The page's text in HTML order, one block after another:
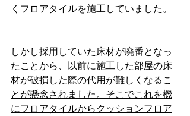
くフロアタイルを施工していました。
しかし採用していた床材が廃番となっ
たことから、
以前に施工した部屋の床
材が破損した際の代用が難しくなるこ
とが懸念されました。そこでこれを機
にフロアタイルからクッションフロア